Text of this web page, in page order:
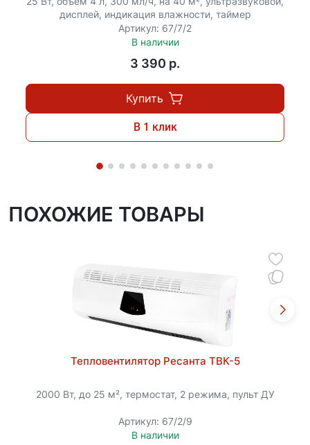
дисплей, индикация влажности, таймер
Артикул: 67/7/2
В наличии
3 390 p.
Купить
В 1 клик
ПОХОЖИЕ ТОВАРЫ
Тепловентилятор Ресанта ТВК-5
2000 Вт, до 25 м², термостат, 2 режима, пульт ДУ
Артикул: 67/2/9
В наличии